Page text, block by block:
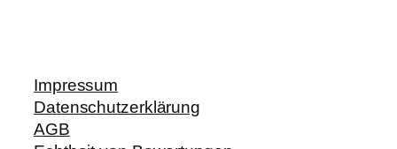
Impressum
Datenschutzerklärung
AGB